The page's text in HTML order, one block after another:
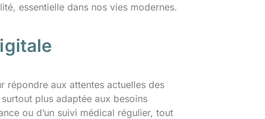
essentielle dans nos vies modernes.
répondre aux attentes actuelles des
plus adaptée aux besoins
ou d’un suivi médical régulier, tout